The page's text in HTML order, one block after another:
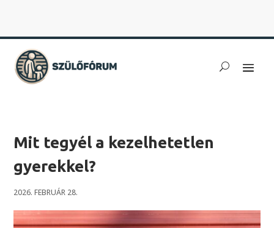
Mit tegyél a kezelhetetlen
gyerekkel?
2026. FEBRUÁR 28.